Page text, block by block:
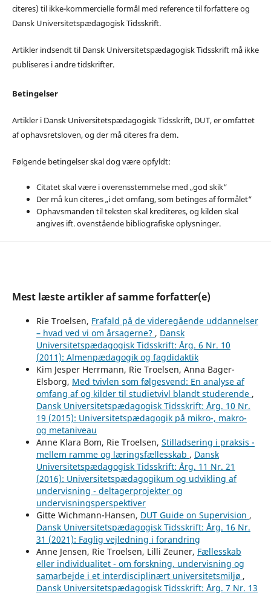
citeres) til ikke-kommercielle formål med reference til forfattere og
Dansk Universitetspædagogisk Tidsskrift.
Artikler indsendt til Dansk Universitetspædagogisk Tidsskrift må ikke
publiseres i andre tidskrifter.
Betingelser
Artikler i Dansk Universitetspædagogisk Tidsskrift, DUT, er omfattet
af ophavsretsloven, og der må citeres fra dem.
Følgende betingelser skal dog være opfyldt:
Citatet skal være i overensstemmelse med „god skik“
Der må kun citeres „i det omfang, som betinges af formålet“
Ophavsmanden til teksten skal krediteres, og kilden skal
angives ift. ovenstående bibliografiske oplysninger.
Mest læste artikler af samme forfatter(e)
Rie Troelsen, Frafald på de videregående uddannelser
– hvad ved vi om årsagerne? , Dansk
Universitetspædagogisk Tidsskrift: Årg. 6 Nr. 10
(2011): Almenpædagogik og fagdidaktik
Kim Jesper Herrmann, Rie Troelsen, Anna Bager-
Elsborg, Med tvivlen som følgesvend: En analyse af
omfang af og kilder til studietvivl blandt studerende ,
Dansk Universitetspædagogisk Tidsskrift: Årg. 10 Nr.
19 (2015): Universitetspædagogik på mikro-, makro-
og metaniveau
Anne Klara Bom, Rie Troelsen, Stilladsering i praksis -
mellem ramme og læringsfællesskab , Dansk
Universitetspædagogisk Tidsskrift: Årg. 11 Nr. 21
(2016): Universitetspædagogikum og udvikling af
undervisning - deltagerprojekter og
undervisningsperspektiver
Gitte Wichmann-Hansen, DUT Guide on Supervision ,
Dansk Universitetspædagogisk Tidsskrift: Årg. 16 Nr.
31 (2021): Faglig vejledning i forandring
Anne Jensen, Rie Troelsen, Lilli Zeuner, Fællesskab
eller individualitet - om forskning, undervisning og
samarbejde i et interdisciplinært universitetsmiljø ,
Dansk Universitetspædagogisk Tidsskrift: Årg. 7 Nr. 13